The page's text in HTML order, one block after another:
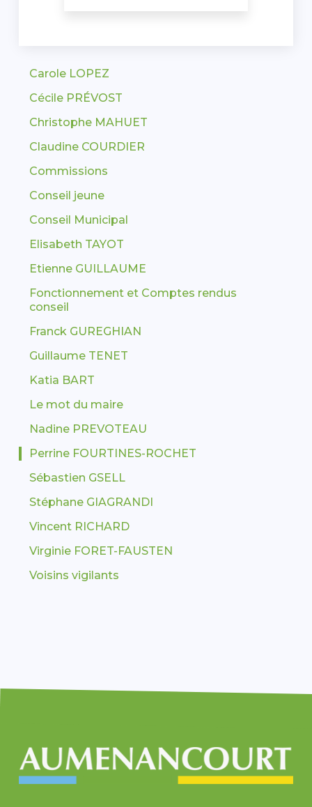
Carole LOPEZ
Cécile PRÉVOST
Christophe MAHUET
Claudine COURDIER
Commissions
Conseil jeune
Conseil Municipal
Elisabeth TAYOT
Etienne GUILLAUME
Fonctionnement et Comptes rendus
conseil
Franck GUREGHIAN
Guillaume TENET
Katia BART
Le mot du maire
Nadine PREVOTEAU
Perrine FOURTINES-ROCHET
Sébastien GSELL
Stéphane GIAGRANDI
Vincent RICHARD
Virginie FORET-FAUSTEN
Voisins vigilants